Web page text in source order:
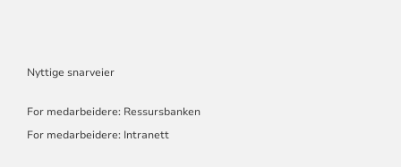
Nyttige snarveier
For medarbeidere: Ressursbanken
For medarbeidere: Intranett